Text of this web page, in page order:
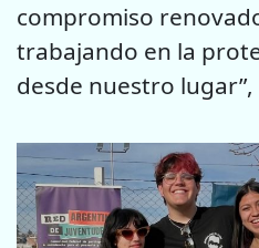
compromiso
trabajando en la
desde nuestro